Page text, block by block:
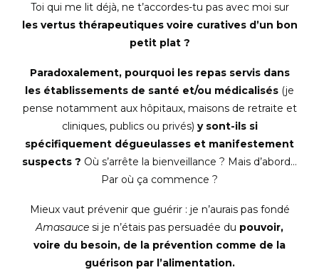
Toi qui me lit déjà, ne t’accordes-tu pas avec moi sur
les vertus thérapeutiques voire curatives d’un bon
petit plat ?
Paradoxalement, pourquoi les repas servis dans
les établissements de santé et/ou médicalisés (je
pense notamment aux hôpitaux, maisons de retraite et
cliniques, publics ou privés) y sont-ils si
spécifiquement dégueulasses et manifestement
suspects ? Où s’arrête la bienveillance ? Mais d’abord…
Par où ça commence ?
Mieux vaut prévenir que guérir : je n’aurais pas fondé
Amasauce si je n’étais pas persuadée du pouvoir,
voire du besoin, de la prévention comme de la
guérison par l’alimentation.